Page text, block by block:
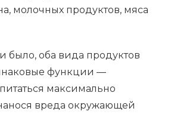
молочных продуктов, мяса
было, оба вида продуктов
функции —
максимально
вреда окружающей